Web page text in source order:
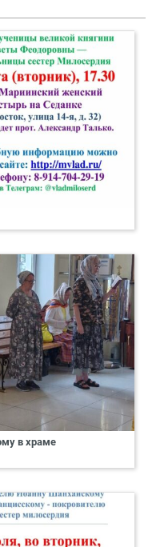
в храме